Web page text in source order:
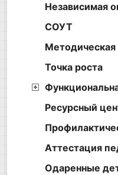
Независимая
СОУТ
Методическая
Точка роста
Ресурсный
Аттестация
Одаренные